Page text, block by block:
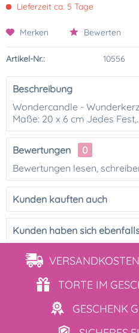
Lieferzeit ca. 5 Tage
Merken Bewerten
Artikel-Nr.: 10556
Beschreibung
Wondercandle -
Maße: 20 x 6 cm Jedes
Bewertungen
0
Bewertungen lesen,
Kunden kauften auch
Kunden haben sich
TORTE IM
GESCHENK